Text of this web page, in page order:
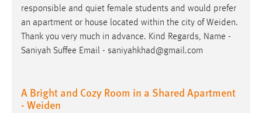
responsible and quiet female students and would prefer
an apartment or house located within the city ofWeiden.
Thank you very much in advance. Kind Regards, Name -
Saniyah Suffee Email - saniyahkhad@gmail.com
A Bright and Cozy Room in a Shared Apartment
- Weiden
Anbieter:
Zweck:
Cookie Laufzeit:
3 Monate